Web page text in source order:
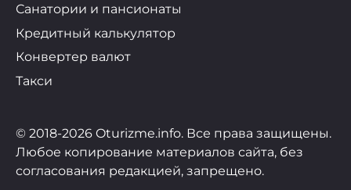
Санатории и пансионаты
Кредитный калькулятор
Конвертер валют
Такси
© 2018-2026 Oturizme.info. Все права защищены.
Любое копирование материалов сайта, без
согласования редакцией, запрещено.